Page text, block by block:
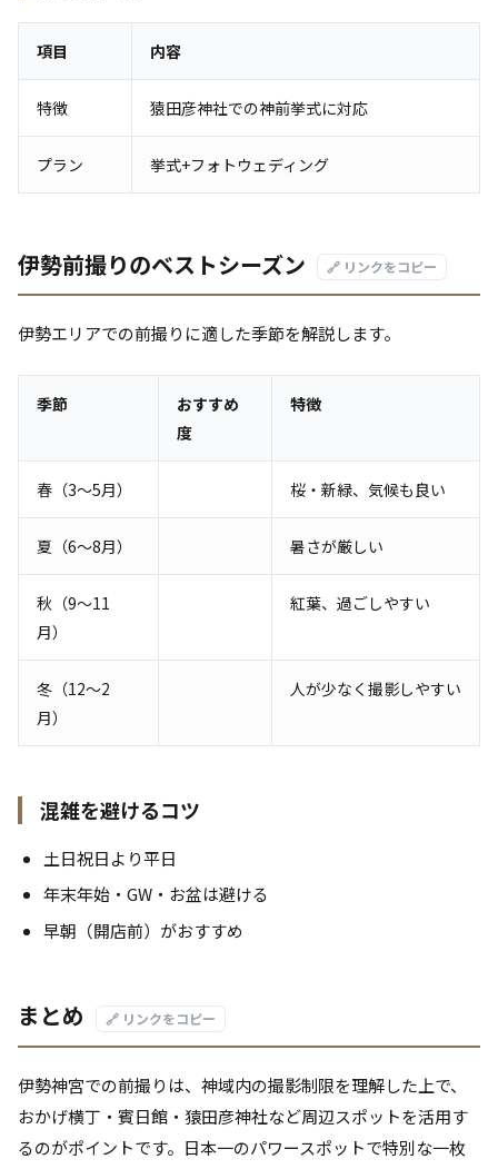
項目 内容
特徴 猿田彦神社での神前挙式に対応
プラン 挙式+フォトウェディング
伊勢前撮りのベストシーズン 🔗 リンクをコピー
伊勢エリアでの前撮りに適した季節を解説します。
季節
おすすめ
度
特徴
春（3〜5月） 桜・新緑、気候も良い
夏（6〜8月） 暑さが厳しい
秋（9〜11
月）
紅葉、過ごしやすい
冬（12〜2
月）
人が少なく撮影しやすい
混雑を避けるコツ
土日祝日より平日
年末年始・GW・お盆は避ける
早朝（開店前）がおすすめ
まとめ 🔗 リンクをコピー
伊勢神宮での前撮りは、神域内の撮影制限を理解した上で、
おかげ横丁・賓日館・猿田彦神社など周辺スポットを活用す
るのがポイントです。日本一のパワースポットで特別な一枚